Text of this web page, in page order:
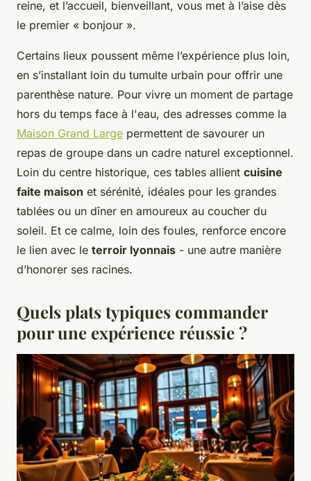
reine, et l’accueil, bienveillant, vous met à l’aise dès
le premier « bonjour ».
Certains lieux poussent même l’expérience plus loin,
en s’installant loin du tumulte urbain pour offrir une
parenthèse nature. Pour vivre un moment de partage
hors du temps face à l'eau, des adresses comme la
Maison Grand Large permettent de savourer un
repas de groupe dans un cadre naturel exceptionnel.
Loin du centre historique, ces tables allient cuisine
faite maison et sérénité, idéales pour les grandes
tablées ou un dîner en amoureux au coucher du
soleil. Et ce calme, loin des foules, renforce encore
le lien avec le terroir lyonnais - une autre manière
d’honorer ses racines.
Quels plats typiques commander
pour une expérience réussie ?